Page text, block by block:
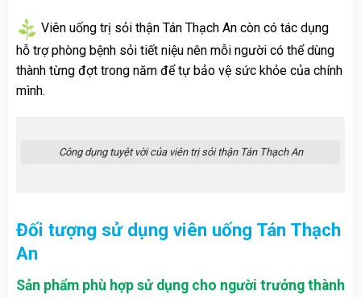
Viên uống trị sỏi thận Tán Thạch An còn có tác dụng
hỗ trợ phòng bệnh sỏi tiết niệu nên mỗi người có thể dùng
thành từng đợt trong năm để tự bảo vệ sức khỏe của chính
mình.
Công dụng tuyệt vời của viên trị sỏi thận Tán Thạch An
Đối tượng sử dụng viên uống Tán Thạch
An
Sản phẩm phù hợp sử dụng cho người trưởng thành